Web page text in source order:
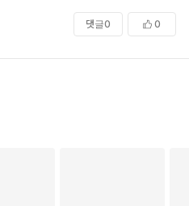
댓글0 0